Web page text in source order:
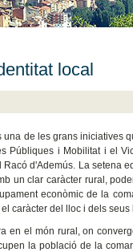
local
de les grans
Públiques i Mobilitat i el
d'Ademús. La setena
un clar caràcter rural,
econòmic de la
caràcter del lloc i dels seus
en el món rural, on
la població de la